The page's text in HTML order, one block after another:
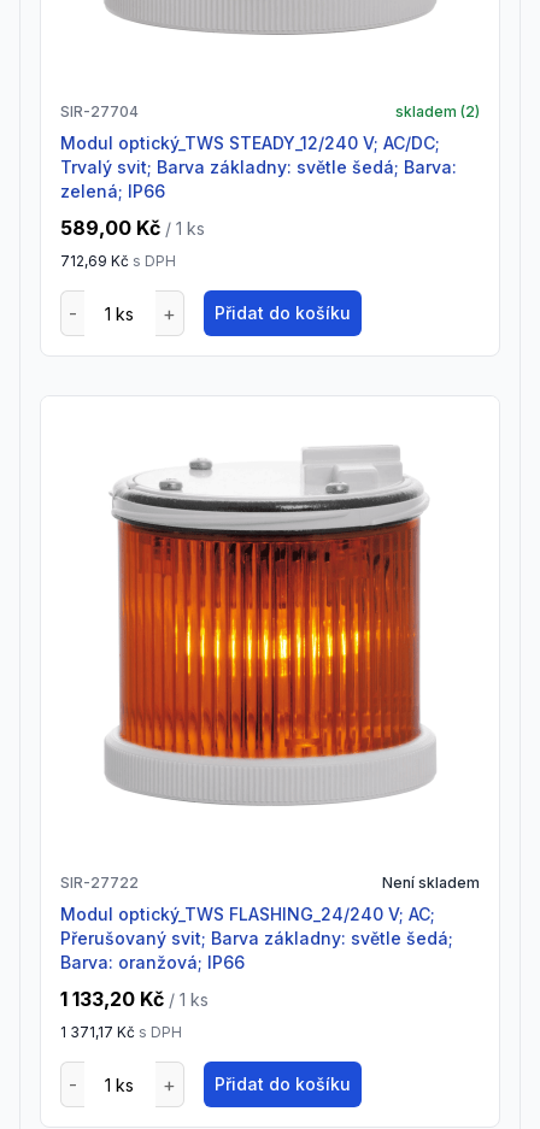
SIR-27704 skladem (2)
Modul optický_TWS STEADY_12/240 V; AC/DC;
Trvalý svit; Barva základny: světle šedá; Barva:
zelená; IP66
589,00 Kč / 1 ks
712,69 Kč s DPH
Přidat do košíku
SIR-27722 Není skladem
Modul optický_TWS FLASHING_24/240 V; AC;
Přerušovaný svit; Barva základny: světle šedá;
Barva: oranžová; IP66
1 133,20 Kč / 1 ks
1 371,17 Kč s DPH
Přidat do košíku